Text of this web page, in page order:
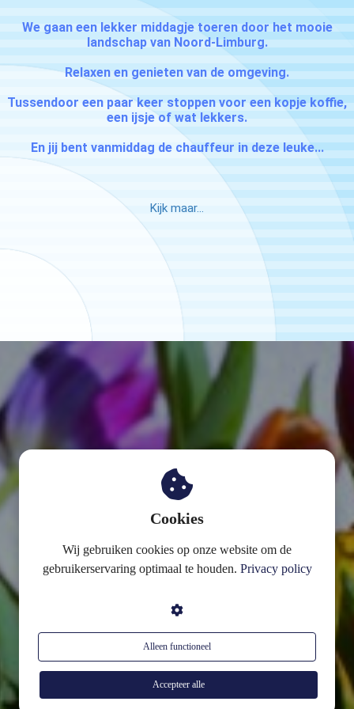
We gaan een lekker middagje toeren door het mooie
landschap van Noord-Limburg.
Relaxen en genieten van de omgeving.
Tussendoor een paar keer stoppen voor een kopje koffie,
een ijsje of wat lekkers.
En jij bent vanmiddag de chauffeur in deze leuke...
Kijk maar...
Cookies
Wij gebruiken cookies op onze website om de
gebruikerservaring optimaal te houden. Privacy policy
Alleen functioneel
Accepteer alle
policy
om
deze
kan de
niet
om
van
op
gebruikt
te